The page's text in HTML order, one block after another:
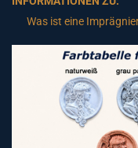
Was ist eine